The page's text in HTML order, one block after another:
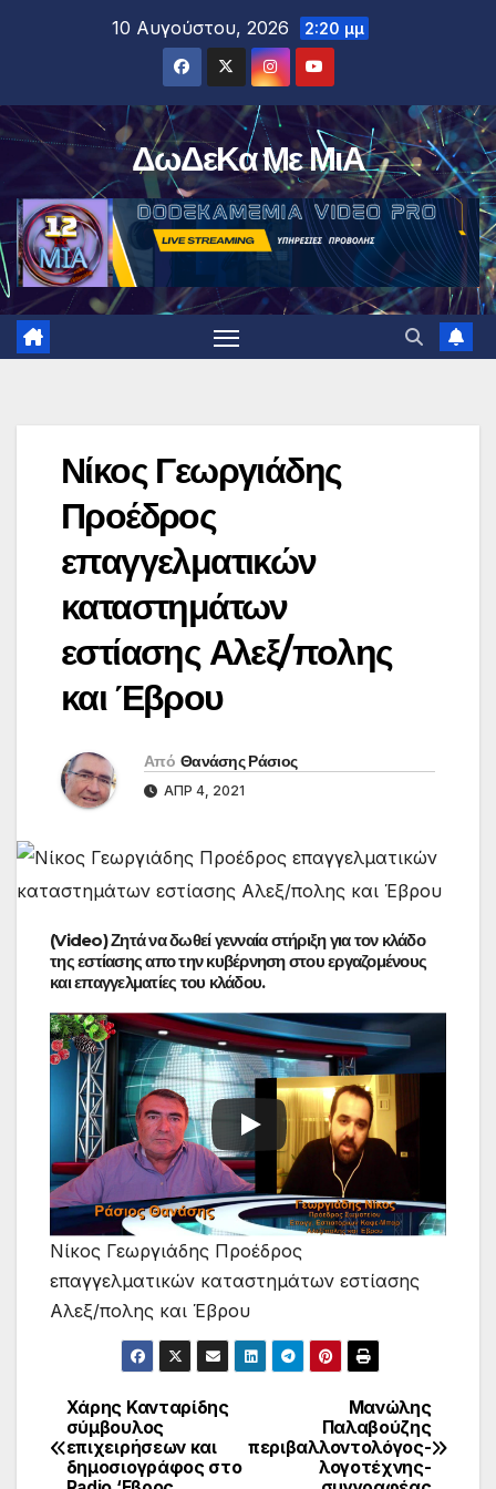
10 Αυγούστου, 2026 2:20 μμ
ΔωΔεΚα Με ΜιΑ
Νίκος Γεωργιάδης
Προέδρος
επαγγελματικών
καταστημάτων
εστίασης Αλεξ/πολης
και Έβρου
Από Θανάσης Ράσιος
ΑΠΡ 4, 2021
(Video) Ζητά να δωθεί γενναία στήριξη για τον κλάδο
της εστίασης απο την κυβέρνηση στου εργαζομένους
και επαγγελματίες του κλάδου.
Νίκος Γεωργιάδης Προέδρος
επαγγελματικών καταστημάτων εστίασης
Αλεξ/πολης και Έβρου
Πλοήγηση
άρθρων
Μανώλης
Παλαβούζης
περιβαλλοντολόγος-
λογοτέχνης-
Χάρης Κανταρίδης
σύμβουλος
επιχειρήσεων και
δημοσιογράφος στο